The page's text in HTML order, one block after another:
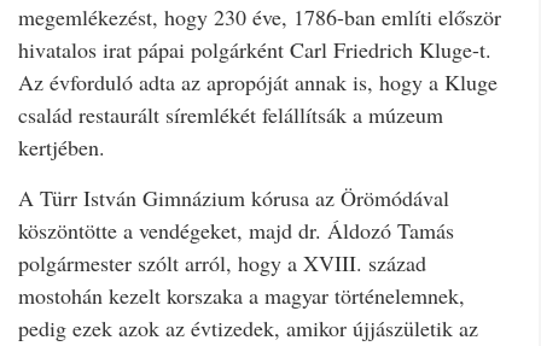
megemlékezést, hogy 230 éve, 1786-ban említi először
hivatalos irat pápai polgárként Carl Friedrich Kluge-t.
Az évforduló adta az apropóját annak is, hogy a Kluge
család restaurált síremlékét felállítsák a múzeum
kertjében.
A Türr István Gimnázium kórusa az Örömódával
köszöntötte a vendégeket, majd dr. Áldozó Tamás
polgármester szólt arról, hogy a XVIII. század
mostohán kezelt korszaka a magyar történelemnek,
pedig ezek azok az évtizedek, amikor újjászületik az